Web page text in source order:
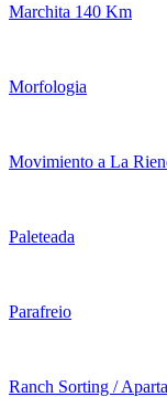
Marchita 140 Km
Morfologia
Movimiento a La
Paleteada
Parafreio
Ranch Sorting /